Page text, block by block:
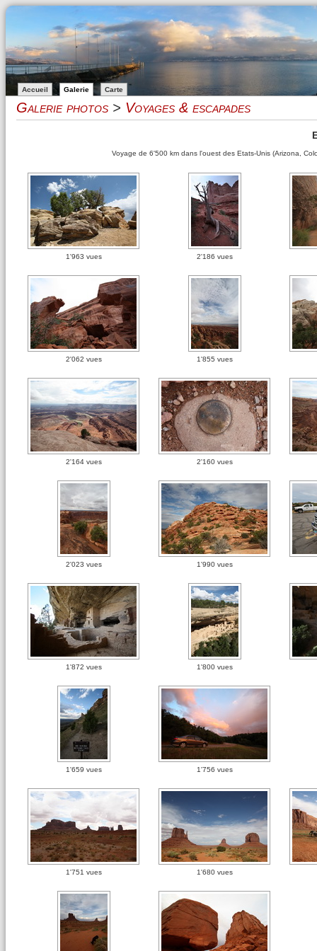
Accueil Galerie Carte
Galerie photos > Voyages & escapades
Voyage de 6'500 km dans l'ouest des Etats-Unis (Arizona,
1'963 vues 2'186 vues
2'062 vues 1'855 vues
2'164 vues 2'160 vues
2'023 vues 1'990 vues
1'872 vues 1'800 vues
1'659 vues 1'756 vues
1'751 vues 1'680 vues